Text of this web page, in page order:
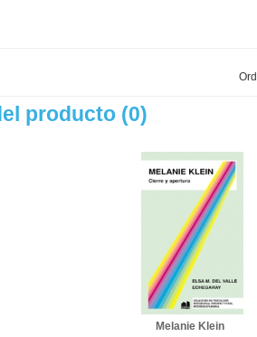
producto (0)
Melanie Klein